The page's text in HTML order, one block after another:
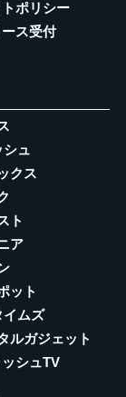
ポリシー
ス受付
シュ
クス
ト
ア
ット
イムズ
ルガジェット
シュTV